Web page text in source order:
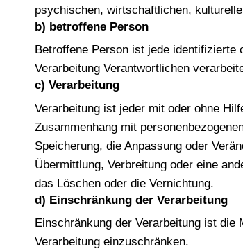
psychischen, wirtschaftlichen,
b) betroffene Person
Betroffene Person ist jede identifizierte
Verarbeitung Verantwortlichen
c) Verarbeitung
Verarbeitung ist jeder mit oder ohne
Zusammenhang mit
Speicherung, die Anpassung oder
Übermittlung, Verbreitung oder eine
das Löschen oder die Vernichtung.
d) Einschränkung der Verarbeitung
Einschränkung der Verarbeitung ist
Verarbeitung einzuschränken.